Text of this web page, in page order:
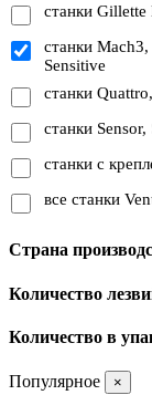
станки
станки
Sensitive
станки
станки
станки с
все станки
Страна
Количество
Количество в
Популярное ×